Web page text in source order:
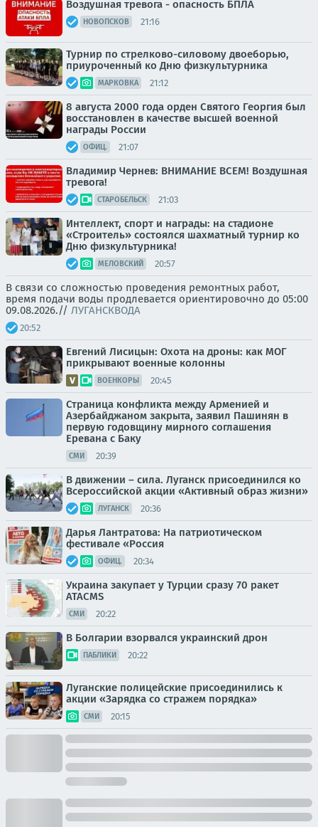
Воздушная тревога - опасность БПЛА
НОВОПСКОВ 21:16
Турнир по стрелково-силовому двоеборью,
приуроченный ко Дню физкультурника
МАРКОВКА 21:12
8 августа 2000 года орден Святого Георгия был
восстановлен в качестве высшей военной
награды России
ОФИЦ. 21:07
Владимир Чернев: ВНИМАНИЕ ВСЕМ! Воздушная
тревога!
СТАРОБЕЛЬСК 21:03
Интеллект, спорт и награды: на стадионе
«Строитель» состоялся шахматный турнир ко
Дню физкультурника!
МЕЛОВСКИЙ 20:57
В связи со сложностью проведения ремонтных работ,
время подачи воды продлевается ориентировочно до 05:00
09.08.2026.// ЛУГАНСКВОДА
20:52
Евгений Лисицын: Охота на дроны: как МОГ
прикрывают военные колонны
ВОЕНКОРЫ 20:45
Страница конфликта между Арменией и
Азербайджаном закрыта, заявил Пашинян в
первую годовщину мирного соглашения
Еревана с Баку
СМИ 20:39
В движении – сила. Луганск присоединился ко
Всероссийской акции «Активный образ жизни»
ЛУГАНСК 20:36
Дарья Лантратова: На патриотическом
фестивале «Россия
ОФИЦ. 20:34
Украина закупает у Турции сразу 70 ракет
ATACMS
СМИ 20:22
В Болгарии взорвался украинский дрон
ПАБЛИКИ 20:22
Луганские полицейские присоединились к
акции «Зарядка со стражем порядка»
СМИ 20:15